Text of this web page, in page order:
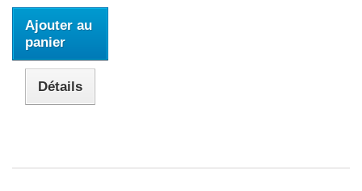
Ajouter au
panier
Détails